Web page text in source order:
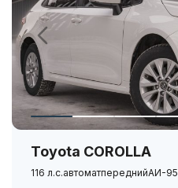
Toyota COROLLA
116 л.с.автоматпереднийАИ-95